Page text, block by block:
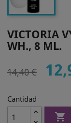
VICTORIA
WH., 8 ML.
14,40 €
Cantidad
